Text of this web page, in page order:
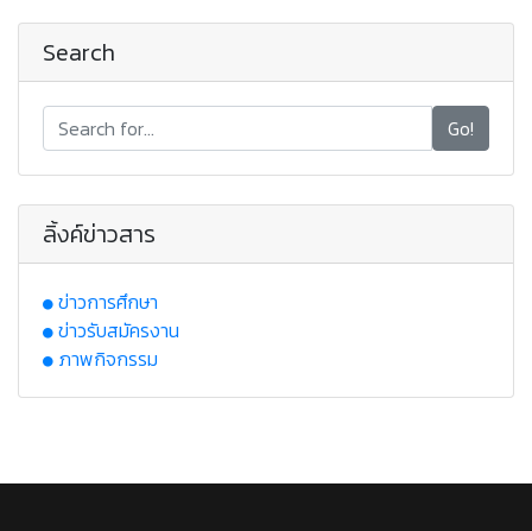
Search
Go!
ลิ้งค์ข่าวสาร
ข่าวการศึกษา
ข่าวรับสมัครงาน
ภาพกิจกรรม